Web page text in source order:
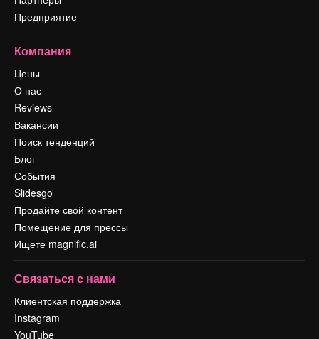
Предприятие
Компания
Цены
О нас
Reviews
Вакансии
Поиск тенденций
Блог
События
Slidesgo
Продайте свой контент
Помещение для прессы
Ищете magnific.ai
Связаться с нами
Клиентская поддержка
Instagram
YouTube